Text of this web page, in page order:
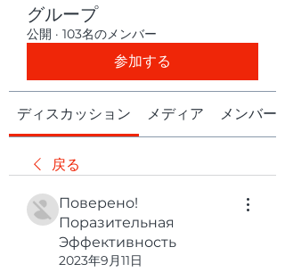
グループ
公開 · 103名のメンバー
参加する
ディスカッション メディア メンバー
戻る
Поверено!
Поразительная
Эффективность
2023年9月11日